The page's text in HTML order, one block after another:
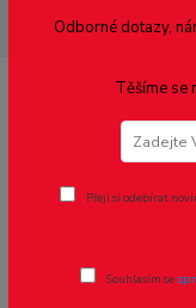
Železniční
Odborné dotazy,
Těšíme se
Přeji si odebírat
Souhlasím se